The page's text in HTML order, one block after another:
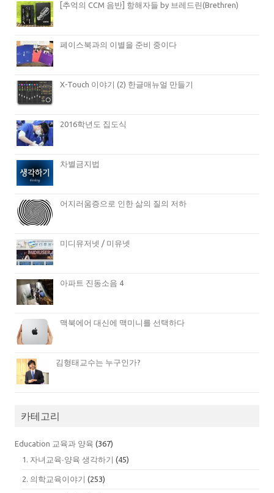
[추억의 CCM 음반] 항해자들 by 브레드린(Brethren)
페이스북과의 이별을 준비 중이다
X-Touch 이야기 (2) 한글매뉴얼 만들기
2016학년도 집도식
차별금지법
어지러움증으로 인한 삶의 질의 저하
미디유저넷 / 미유넷
아파트 진동소음 4
맥북에어 대신에 맥미니를 선택하다
김형태교수는 누구인가?
카테고리
Education 교육과 양육 (367)
1. 자녀교육∙양육 생각하기 (45)
2. 의학교육이야기 (253)